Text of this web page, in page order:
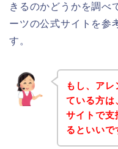
きるのかどうかを調べ
ーツの公式サイトを参
す。
もし、ア
ている方は
サイトで支
るといいで